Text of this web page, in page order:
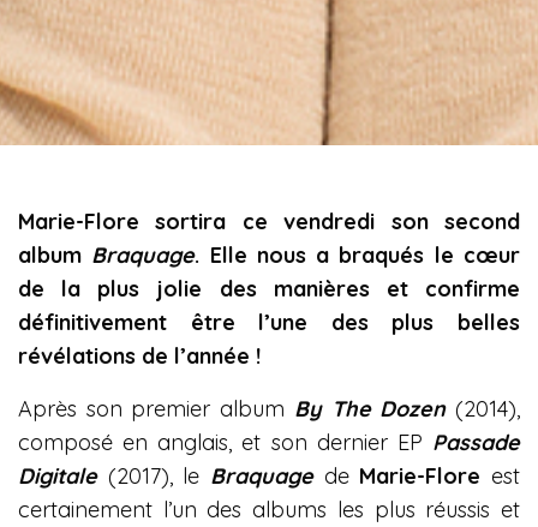
Marie-Flore sortira ce vendredi son second
album Braquage. Elle nous a braqués le cœur
de la plus jolie des manières et confirme
définitivement être l’une des plus belles
révélations de l’année !
Après son premier album By The Dozen (2014),
composé en anglais, et son dernier EP Passade
Digitale(2017), le Braquage de Marie-Flore est
certainement l’un des albums les plus réussis et